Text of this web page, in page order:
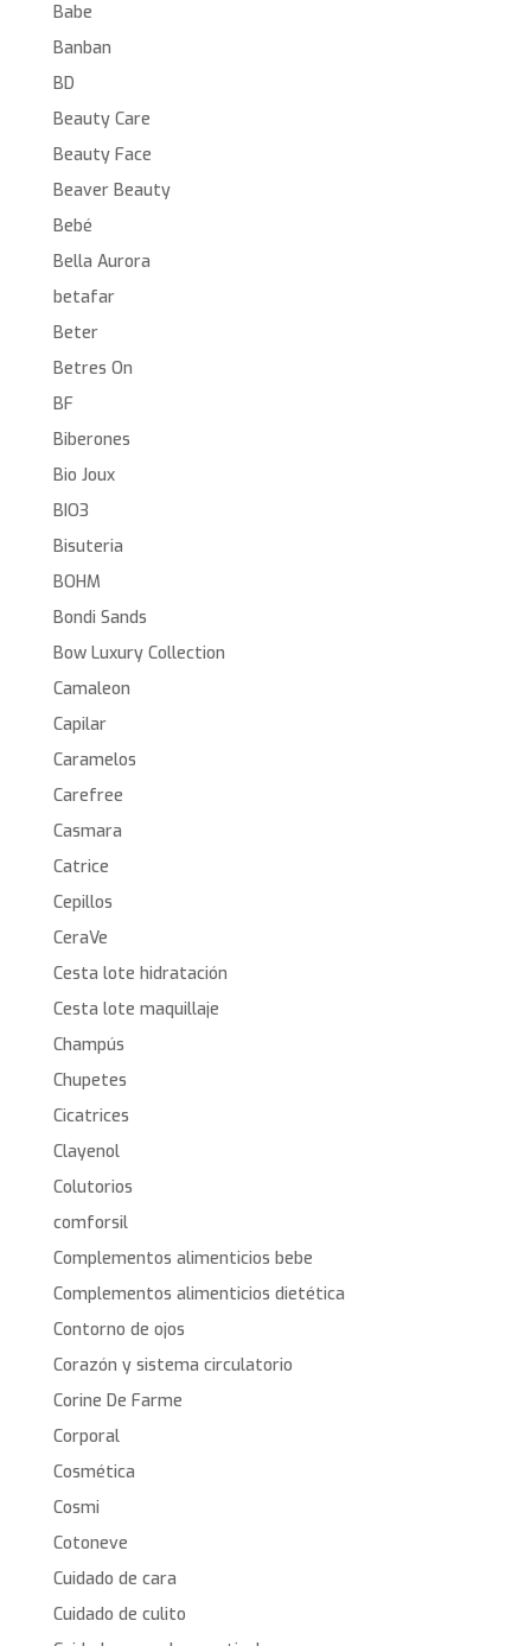
Babe
Banban
BD
Beauty Care
Beauty Face
Beaver Beauty
Bebé
Bella Aurora
betafar
Beter
Betres On
BF
Biberones
Bio Joux
BIO3
Bisuteria
BOHM
Bondi Sands
Bow Luxury Collection
Camaleon
Capilar
Caramelos
Carefree
Casmara
Catrice
Cepillos
CeraVe
Cesta lote hidratación
Cesta lote maquillaje
Champús
Chupetes
Cicatrices
Clayenol
Colutorios
comforsil
Complementos alimenticios bebe
Complementos alimenticios dietética
Contorno de ojos
Corazón y sistema circulatorio
Corine De Farme
Corporal
Cosmética
Cosmi
Cotoneve
Cuidado de cara
Cuidado de culito